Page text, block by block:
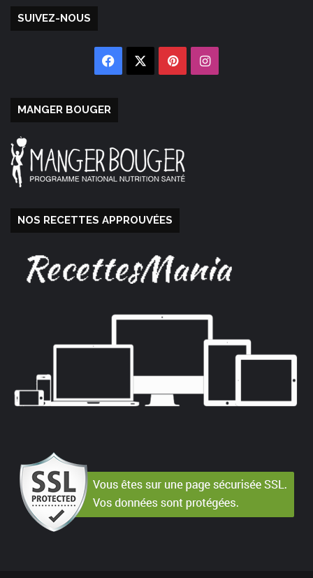
SUIVEZ-NOUS
Facebook PinterestInstagram
MANGER BOUGER
NOS RECETTES APPROUVÉES